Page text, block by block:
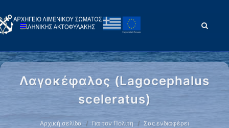
Λαγοκέφαλος (Lagocephalus
sceleratus)
Αρχική σελίδα Για τον Πολίτη
Σας ενδιαφέρει